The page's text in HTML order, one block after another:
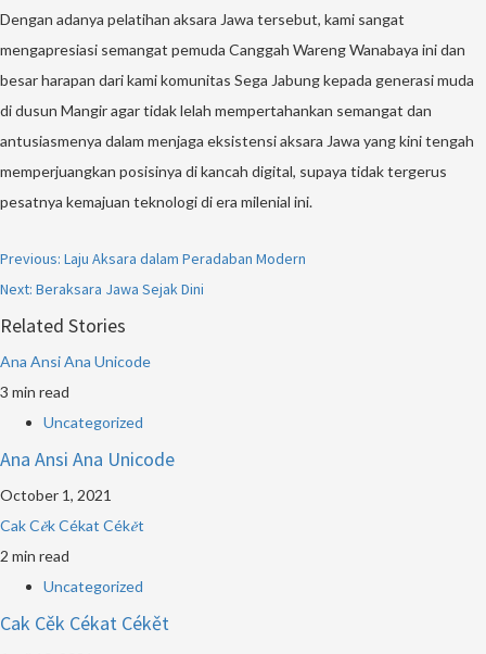
Dengan adanya pelatihan aksara Jawa tersebut, kami sangat
mengapresiasi semangat pemuda Canggah Wareng Wanabaya ini dan
besar harapan dari kami komunitas Sega Jabung kepada generasi muda
di dusun Mangir agar tidak lelah mempertahankan semangat dan
antusiasmenya dalam menjaga eksistensi aksara Jawa yang kini tengah
memperjuangkan posisinya di kancah digital, supaya tidak tergerus
pesatnya kemajuan teknologi di era milenial ini.
Continue
Reading
Previous: Laju Aksara dalam Peradaban Modern
Next: Beraksara Jawa Sejak Dini
Related Stories
Ana Ansi Ana Unicode
3 min read
Uncategorized
Ana Ansi Ana Unicode
October 1, 2021
Cak Cěk Cékat Cékět
2 min read
Uncategorized
Cak Cěk Cékat Cékět